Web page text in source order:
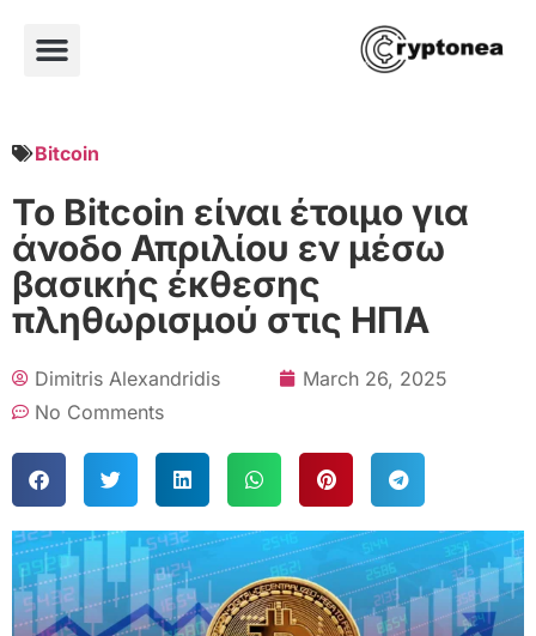
Bitcoin
Το Bitcoin είναι έτοιμο για
άνοδο Απριλίου εν μέσω
βασικής έκθεσης
πληθωρισμού στις ΗΠΑ
Dimitris Alexandridis
March 26, 2025
No Comments